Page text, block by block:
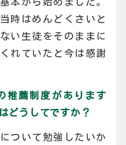
時はめんどくさいと
い生徒をそのままに
れていたと今は感謝
推薦制度があります
どうしてですか？
ついて勉強したいか